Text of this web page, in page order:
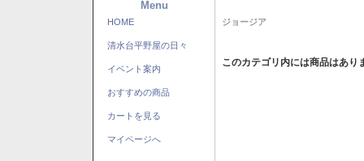
Menu
HOME
清水台平野屋の日々
イベント案内
おすすめの商品
カートを見る
マイページへ
ジョージア
このカテゴリ内には商品はあり